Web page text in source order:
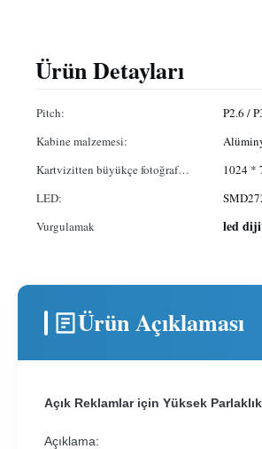
Ürün Detayları
Pitch: P2.6 /
Kabine malzemesi:
Kartvizitten büyükçe fotoğraf
boyutu:
1024 *
LED:
Vurgulamak
led
Ürün Açıklaması
Açık Reklamlar için Yüksek
Açıklama: